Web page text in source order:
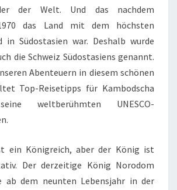
der Welt. Und das nachdem
das Land mit dem höchsten
in Südostasien war. Deshalb wurde
die Schweiz Südostasiens genannt.
Abenteuern in diesem schönen
Top-Reisetipps für Kambodscha
weltberühmten UNESCO-
ein Königreich, aber der König ist
Der derzeitige König Norodom
ab dem neunten Lebensjahr in der